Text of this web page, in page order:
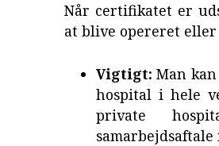
Når certifikatet er
at blive opereret
Vigtigt: Man
hospital i hele
private
samarbejdsaftale